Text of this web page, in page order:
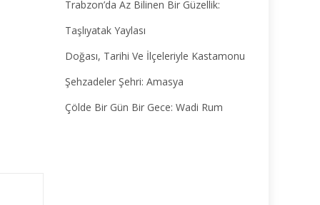
Trabzon’da Az Bilinen Bir Güzellik:
Taşlıyatak Yaylası
Doğası, Tarihi Ve İlçeleriyle Kastamonu
Şehzadeler Şehri: Amasya
Çölde Bir Gün Bir Gece: Wadi Rum